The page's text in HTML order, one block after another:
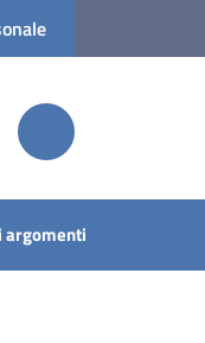
argomenti